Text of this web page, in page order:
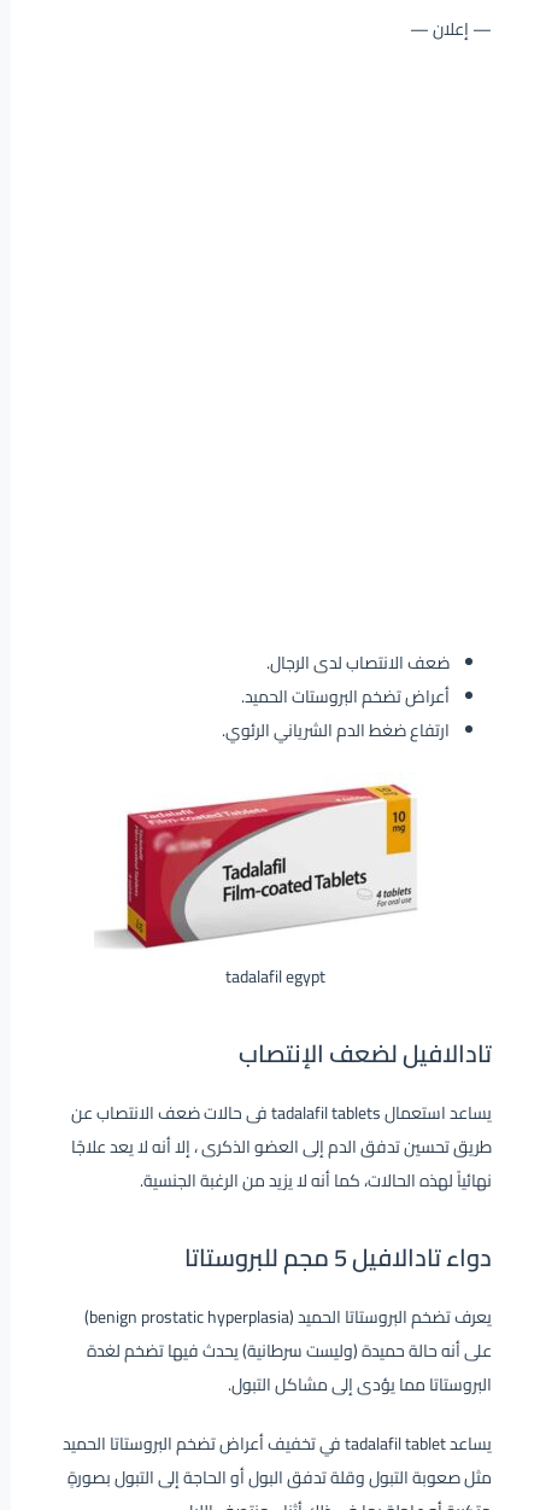
— إعلان —
ضعف الانتصاب لدى الرجال.
أعراض تضخم البروستات الحميد.
ارتفاع ضغط الدم الشرياني الرئوي.
tadalafil egypt
تادالافيل لضعف الإنتصاب
يساعد استعمال tadalafil tablets فى حالات ضعف الانتصاب عن
طريق تحسين تدفق الدم إلى العضو الذكرى ، إلا أنه لا يعد علاجًا
نهائياً لهذه الحالات، كما أنه لا يزيد من الرغبة الجنسية.
دواء تادالافيل 5 مجم للبروستاتا
يعرف تضخم البروستاتا الحميد (benign prostatic hyperplasia)
على أنه حالة حميدة (وليست سرطانية) يحدث فيها تضخم لغدة
البروستاتا مما يؤدى إلى مشاكل التبول.
يساعد tadalafil tablet في تخفيف أعراض تضخم البروستاتا الحميد
مثل صعوبة التبول وقلة تدفق البول أو الحاجة إلى التبول بصورةٍ